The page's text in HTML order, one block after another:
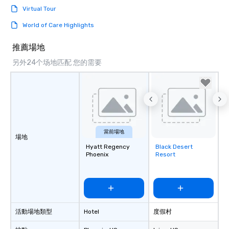
Virtual Tour
World of Care Highlights
推薦場地
另外24个场地匹配 您的需要
場地
活動場地類型
當前場地
Hyatt Regency
Phoenix
Hotel
Removed from
favorites
Black Desert
Resort
度假村